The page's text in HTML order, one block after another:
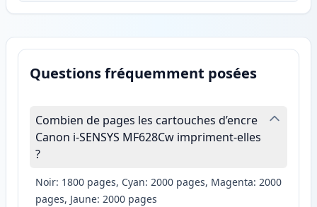
Questions fréquemment posées
Combien de pages les cartouches d’encre
Canon i-SENSYS MF628Cw impriment-elles
?
Noir: 1800 pages, Cyan: 2000 pages, Magenta: 2000
pages, Jaune: 2000 pages